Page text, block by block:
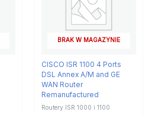
BRAK W MAGAZYNIE
CISCO ISR 1100 4 Ports
DSL Annex A/M and GE
WAN Router
Remanufactured
Routery ISR 1000 i 1100